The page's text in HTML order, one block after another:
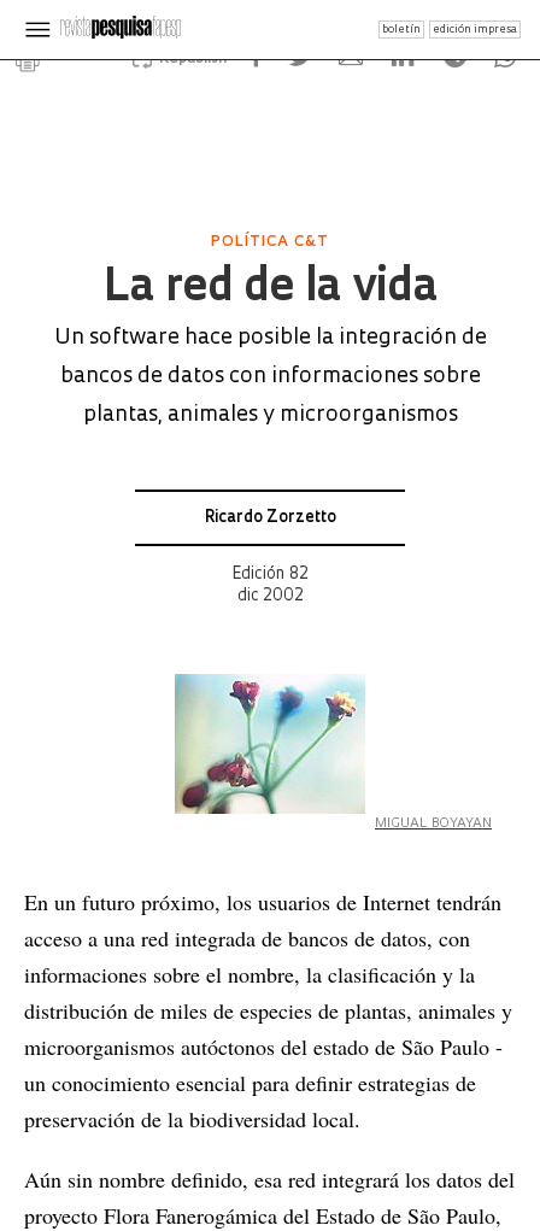
boletín edición impresa
Republish
POLÍTICA C&T
La red de la vida
Un software hace posible la integración de
bancos de datos con informaciones sobre
plantas, animales y microorganismos
Ricardo Zorzetto
Edición 82
dic 2002
MIGUAL BOYAYAN
En un futuro próximo, los usuarios de Internet tendrán
acceso a una red integrada de bancos de datos, con
informaciones sobre el nombre, la clasificación y la
distribución de miles de especies de plantas, animales y
microorganismos autóctonos del estado de São Paulo -
un conocimiento esencial para definir estrategias de
preservación de la biodiversidad local.
Aún sin nombre definido, esa red integrará los datos del
proyecto Flora Fanerogámica del Estado de São Paulo,